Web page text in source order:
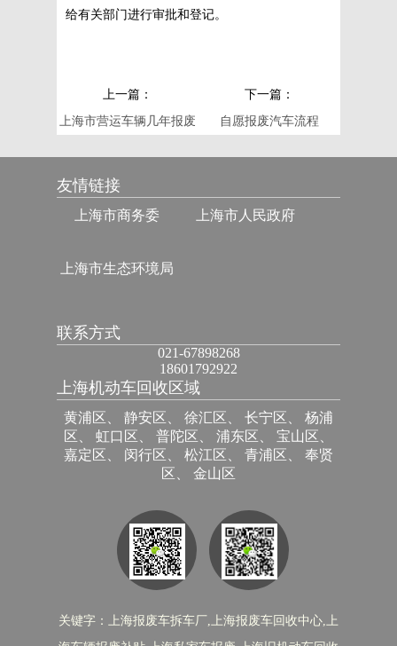
给有关部门进行审批和登记。
上一篇：
上海市营运车辆几年报废
下一篇：
自愿报废汽车流程
友情链接
上海市商务委 上海市人民政府
上海市生态环境局
联系方式
021-67898268
18601792922
上海机动车回收区域
黄浦区、 静安区、 徐汇区、 长宁区、 杨浦
区、 虹口区、 普陀区、 浦东区、 宝山区、
嘉定区、 闵行区、 松江区、 青浦区、 奉贤
区、 金山区
关键字：上海报废车拆车厂,上海报废车回收中心,上